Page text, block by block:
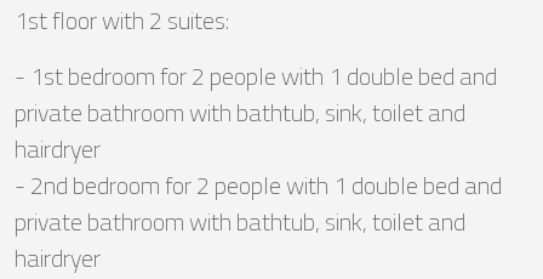
1st floor with 2 suites:
- 1st bedroom for 2 people with 1 double bed and
private bathroom with bathtub, sink, toilet and
hairdryer
- 2nd bedroom for 2 people with 1 double bed and
private bathroom with bathtub, sink, toilet and
hairdryer